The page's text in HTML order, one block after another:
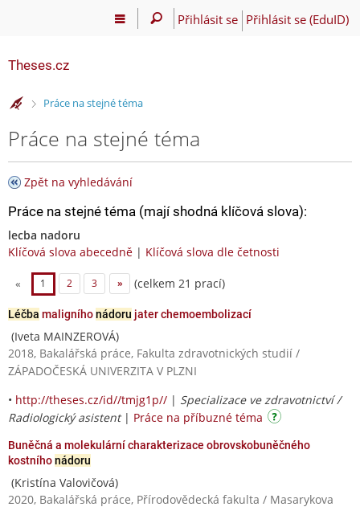
Přihlásit se Přihlásit se (EduID)
Theses.cz
>Práce na stejné téma
Práce na stejné téma
Zpět na vyhledávání
Práce na stejné téma (mají shodná klíčová slova):
lecba nadoru
Klíčová slova abecedně | Klíčová slova dle četnosti
« 1 2 3 » (celkem 21 prací)
Léčba maligníhonádoru jater chemoembolizací
(Iveta MAINZEROVÁ)
2018, Bakalářská práce, Fakulta zdravotnických studií /
ZÁPADOČESKÁ UNIVERZITA V PLZNI
• http://theses.cz/id//tmjg1p// | Specializace ve zdravotnictví /
Radiologický asistent| Práce na příbuzné téma
Buněčná a molekulární charakterizace obrovskobuněčného
kostníhonádoru
(Kristína Valovičová)
2020, Bakalářská práce, Přírodovědecká fakulta / Masarykova